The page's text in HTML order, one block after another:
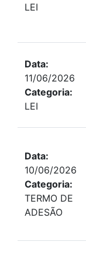
LEI
Data:
11/06/2026
Categoria:
LEI
Data:
10/06/2026
Categoria:
TERMO DE
ADESÃO